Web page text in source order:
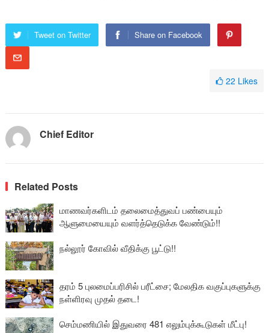
Tweet on Twitter Share on Facebook
22 Likes
Chief Editor
Related Posts
மாணவர்களிடம் தலைமைத்துவப் பண்பையும்
ஆளுமையையும் வளர்த்தெடுக்க வேண்டும்!!
நல்லூர் கோவில் வீதிக்கு பூட்டு!!
தரம் 5 புலமைப்பரிசில் பரீட்சை; மேலதிக வகுப்புகளுக்கு
நள்ளிரவு முதல் தடை!
செம்மணியில் இதுவரை 481 எலும்புக்கூடுகள் மீட்பு!